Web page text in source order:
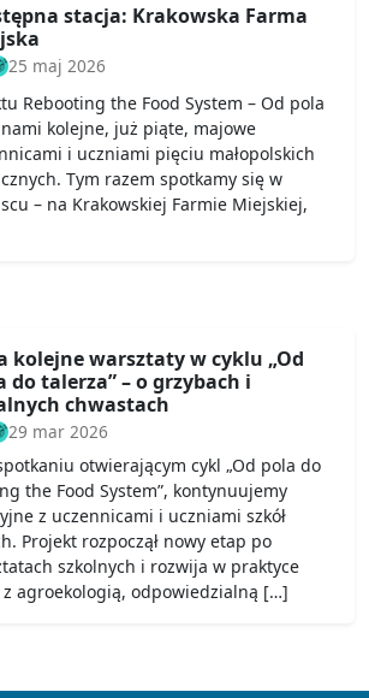
stacja: Krakowska Farma
25 maj 2026
Rebooting the Food System – Od pola
kolejne, już piąte, majowe
i uczniami pięciu małopolskich
Tym razem spotkamy się w
– na Krakowskiej Farmie Miejskiej,
kolejne warsztaty w cyklu „Od
do talerza” – o grzybach i
chwastach
29 mar 2026
otwierającym cykl „Od pola do
the Food System”, kontynuujemy
z uczennicami i uczniami szkół
Projekt rozpoczął nowy etap po
szkolnych i rozwija w praktyce
agroekologią, odpowiedzialną […]